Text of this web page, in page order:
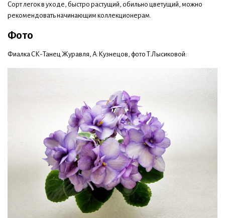
Сорт легок в уходе, быстро растущий, обильно цветущий, можно
рекомендовать начинающим коллекционерам.
Фото
Фиалка СК-Танец Журавля, А.Кузнецов, фото Т.Лысиковой: